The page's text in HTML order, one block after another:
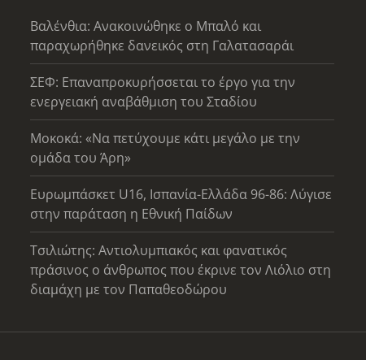
Βαλένθια: Ανακοινώθηκε ο Μπαλό και
παραχωρήθηκε δανεικός στη Γαλατασαράι
ΣΕΦ: Επαναπροκυρήσσεται το έργο για την
ενεργειακή αναβάθμιση του Σταδίου
Μοκοκά: «Να πετύχουμε κάτι μεγάλο με την
ομάδα του Άρη»
Ευρωμπάσκετ U16, Ισπανία-Ελλάδα 96-86: Λύγισε
στην παράταση η Εθνική Παίδων
Τσιλιώτης: Αντιολυμπιακός και φανατικός
πράσινος ο άνθρωπος που έκρινε τον Λιόλιο στη
διαμάχη με τον Παπαθεοδώρου